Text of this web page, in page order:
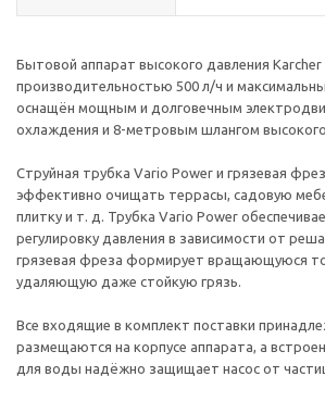
Бытовой аппарат высокого давления Karcher
производительностью 500 л/ч и
оснащён мощным и долговечным
охлаждения и 8-метровым шлангом
Струйная трубка Vario Power и грязевая
эффективно очищать террасы, садовую
плитку и т. д. Трубка Vario Power
регулировку давления в зависимости от
грязевая фреза формирует вращающуюся
удаляющую даже стойкую грязь.
Все входящие в комплект поставки
размещаются на корпусе аппарата, а
для воды надёжно защищает насос от